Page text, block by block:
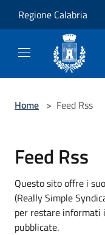
Regione Calabria
Home > Feed Rss
Feed Rss
Questo sito offre i
(Really Simple
per restare informati
pubblicate.